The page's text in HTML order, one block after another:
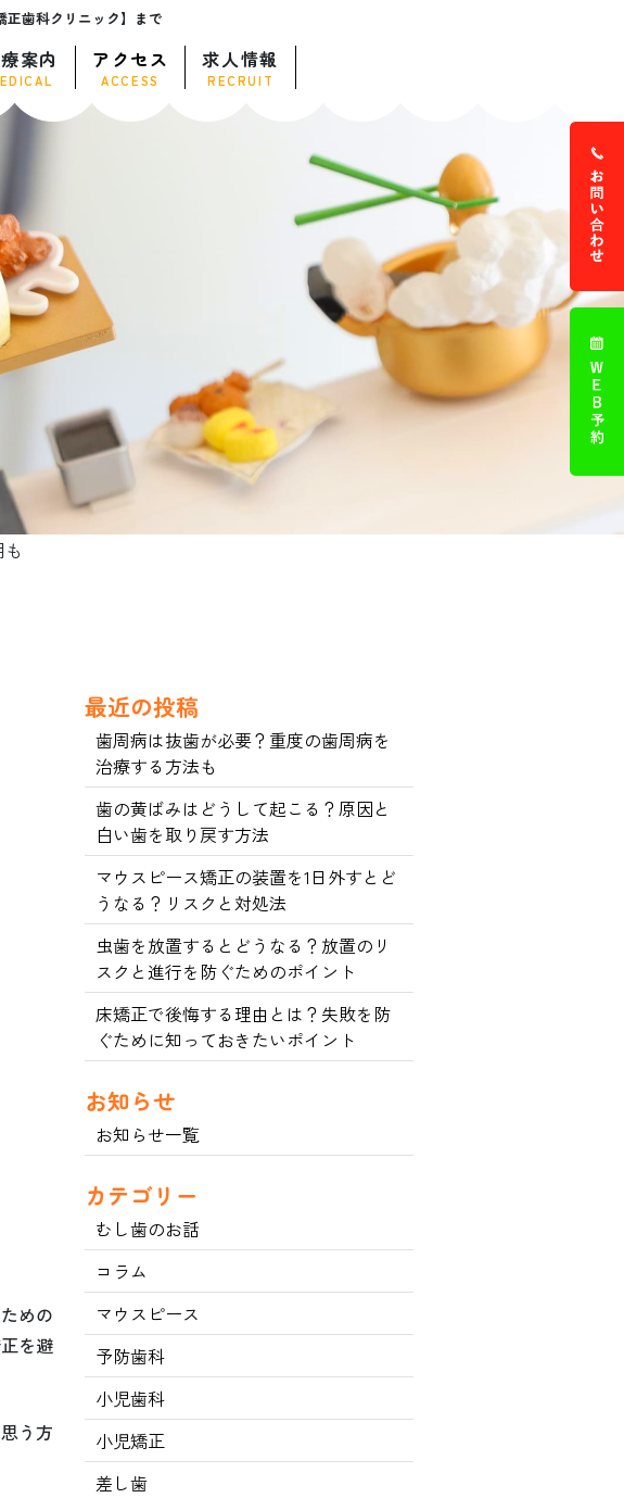
歯科クリニック】まで
案内 アクセス
ACCESS
求人情報
RECRUIT
めの
を避
う方
最近の投稿
歯周病は抜歯が必要？重度の歯周病を
治療する方法も
歯の黄ばみはどうして起こる？原因と
白い歯を取り戻す方法
マウスピース矯正の装置を1日外すとど
うなる？リスクと対処法
虫歯を放置するとどうなる？放置のリ
スクと進行を防ぐためのポイント
床矯正で後悔する理由とは？失敗を防
ぐために知っておきたいポイント
お知らせ
お知らせ一覧
カテゴリー
むし歯のお話
コラム
マウスピース
予防歯科
小児歯科
小児矯正
差し歯